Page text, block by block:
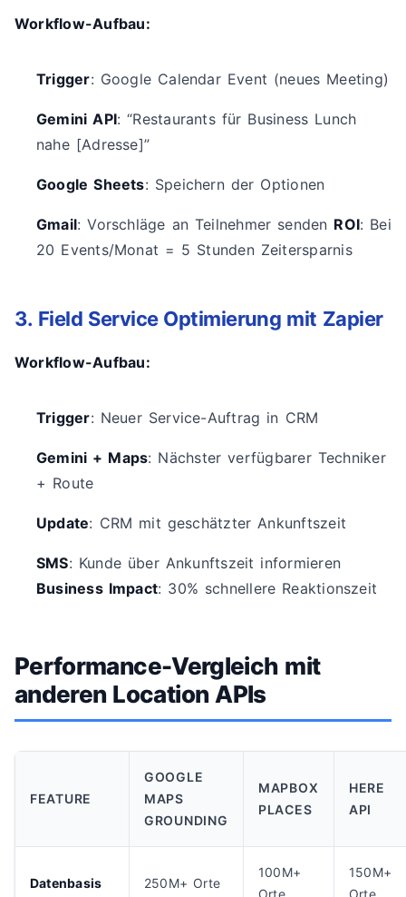
Workflow-Aufbau:
Trigger: Google Calendar Event (neues Meeting)
Gemini API: “Restaurants für Business Lunch
nahe [Adresse]”
Google Sheets: Speichern der Optionen
Gmail: Vorschläge an Teilnehmer senden ROI: Bei
20 Events/Monat = 5 Stunden Zeitersparnis
3. Field Service Optimierung mit Zapier
Workflow-Aufbau:
Trigger: Neuer Service-Auftrag in CRM
Gemini + Maps: Nächster verfügbarer Techniker
+ Route
Update: CRM mit geschätzter Ankunftszeit
SMS: Kunde über Ankunftszeit informieren
Business Impact: 30% schnellere Reaktionszeit
Performance-Vergleich mit
anderen Location APIs
FEATURE
GOOGLE
MAPS
GROUNDING
MAPBOX
PLACES
HERE
API
Datenbasis 250M+ Orte
100M+
Orte
150M+
Orte